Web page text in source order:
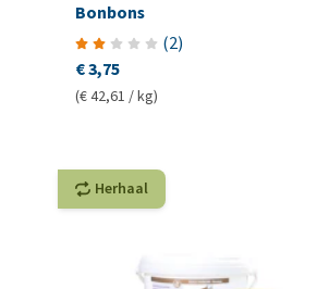
Bonbons
(2)
€ 3,75
(€ 42,61 / kg)
Herhaal